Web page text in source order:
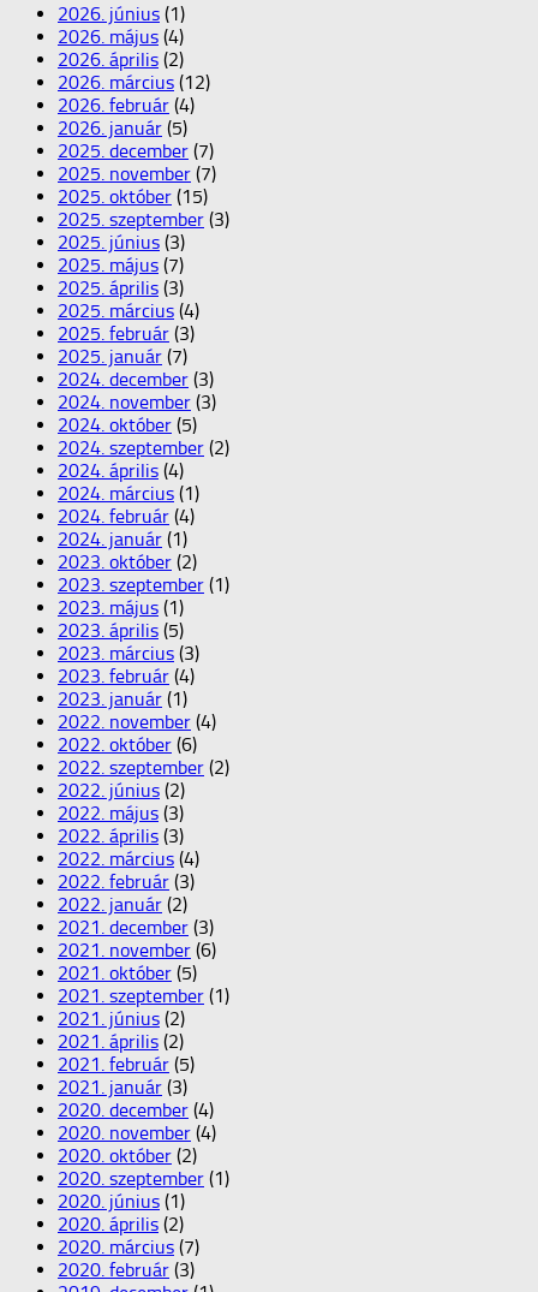
2026. június (1)
2026. május (4)
2026. április (2)
2026. március (12)
2026. február (4)
2026. január (5)
2025. december (7)
2025. november (7)
2025. október (15)
2025. szeptember (3)
2025. június (3)
2025. május (7)
2025. április (3)
2025. március (4)
2025. február (3)
2025. január (7)
2024. december (3)
2024. november (3)
2024. október (5)
2024. szeptember (2)
2024. április (4)
2024. március (1)
2024. február (4)
2024. január (1)
2023. október (2)
2023. szeptember (1)
2023. május (1)
2023. április (5)
2023. március (3)
2023. február (4)
2023. január (1)
2022. november (4)
2022. október (6)
2022. szeptember (2)
2022. június (2)
2022. május (3)
2022. április (3)
2022. március (4)
2022. február (3)
2022. január (2)
2021. december (3)
2021. november (6)
2021. október (5)
2021. szeptember (1)
2021. június (2)
2021. április (2)
2021. február (5)
2021. január (3)
2020. december (4)
2020. november (4)
2020. október (2)
2020. szeptember (1)
2020. június (1)
2020. április (2)
2020. március (7)
2020. február (3)